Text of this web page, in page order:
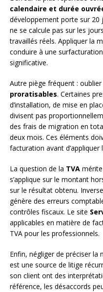
calendaire et durée
développement porte sur
ne se calcule pas sur les
travaillés réels. Appliquer la
conduire à une
significative.
Autre piège fréquent : oublier
proratisables. Certaines
d’installation, de mise en
divisent pas
des frais de migration en
deux mois. Ces éléments
facturation avant
La question de la TVA
s’applique sur le montant
sur le résultat obtenu.
génère des erreurs
contrôles fiscaux. Le site
applicables en matière de
TVA pour les professionnels.
Enfin, négliger de préciser
est une source de litige
son client ont des
référence, les désaccords